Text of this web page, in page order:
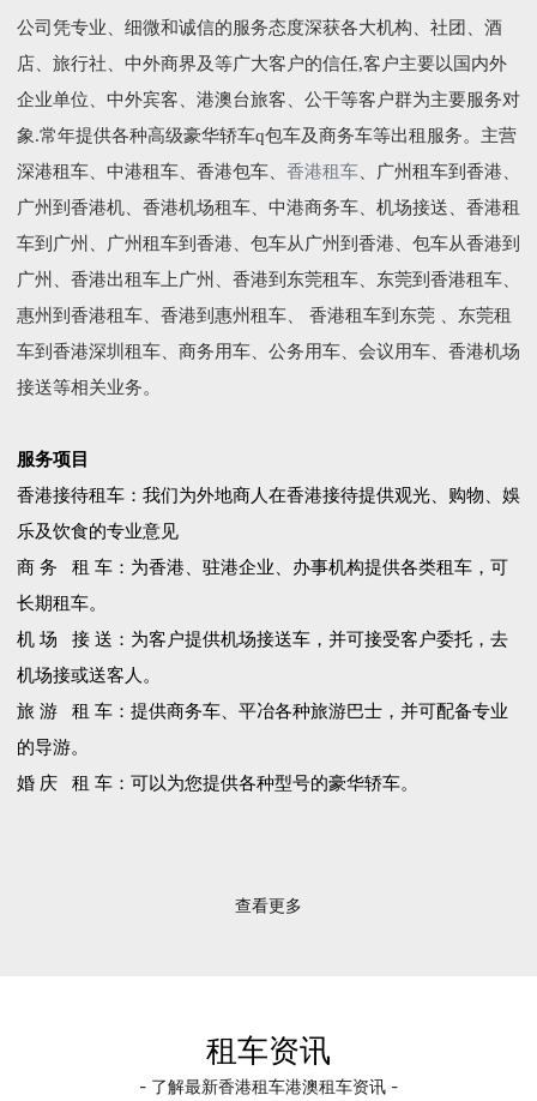
公司凭专业、细微和诚信的服务态度深获各大机构、社团、酒
店、旅行社、中外商界及等广大客户的信任,客户主要以国内外
企业单位、中外宾客、港澳台旅客、公干等客户群为主要服务对
象.常年提供各种高级豪华轿车q包车及商务车等出租服务。主营
深港租车、中港租车、香港包车、 香港租车、广州租车到香港、
广州到香港机、香港机场租车、中港商务车、机场接送、香港租
车到广州、广州租车到香港、包车从广州到香港、包车从香港到
广州、香港出租车上广州、香港到东莞租车、东莞到香港租车、
惠州到香港租车、香港到惠州租车、 香港租车到东莞 、东莞租
车到香港深圳租车、商务用车、公务用车、会议用车、香港机场
接送等相关业务。
服务项目
香港接待租车：我们为外地商人在香港接待提供观光、购物、娛
乐及饮食的专业意见
商 务 租 车：为香港、驻港企业、办事机构提供各类租车，可
长期租车。
机 场 接 送：为客户提供机场接送车，并可接受客户委托，去
机场接或送客人。
旅 游 租 车：提供商务车、平冶各种旅游巴士，并可配备专业
的导游。
婚 庆 租 车：可以为您提供各种型号的豪华轿车。
查看更多
租车资讯
- 了解最新香港租车港澳租车资讯 -